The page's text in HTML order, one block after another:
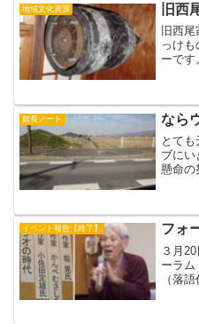
地域文化資源 旧西
旧西
っけ
ーです
もいき
なので
館長ノート なら
とて
ブにい
懸命の
報に出
たよ
イベント報告【終了】 フォ
３月
ーラ
（落